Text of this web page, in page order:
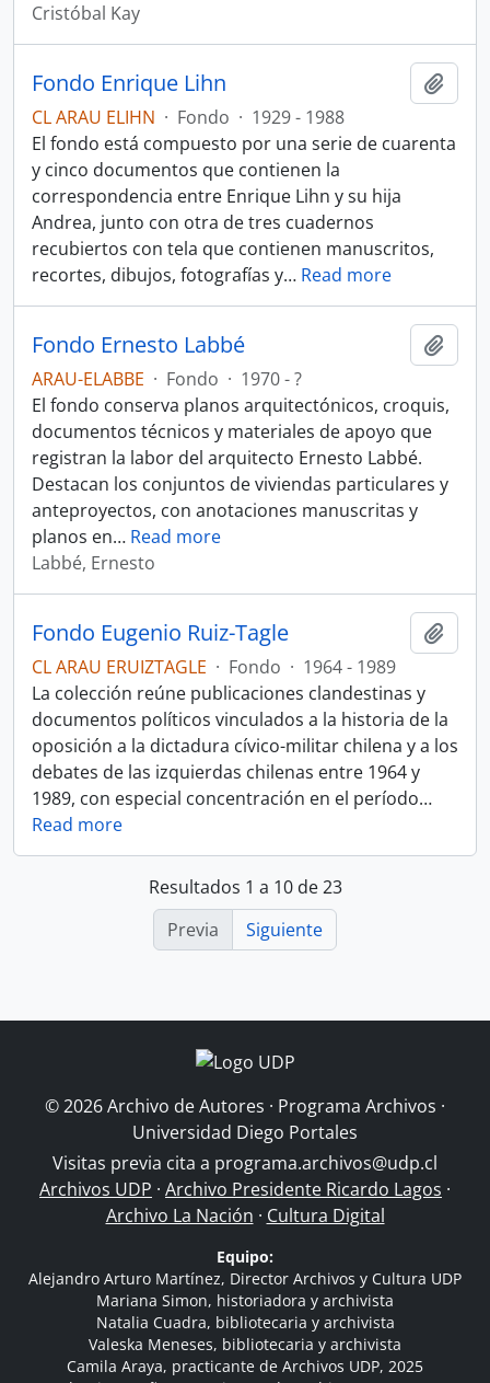
Cristóbal Kay
Fondo Enrique Lihn
CL ARAU ELIHN · Fondo · 1929 - 1988
El fondo está compuesto por una serie de cuarenta
y cinco documentos que contienen la
correspondencia entre Enrique Lihn y su hija
Andrea, junto con otra de tres cuadernos
recubiertos con tela que contienen manuscritos,
recortes, dibujos, fotografías y… Read more
Fondo Ernesto Labbé
ARAU-ELABBE · Fondo · 1970 - ?
El fondo conserva planos arquitectónicos, croquis,
documentos técnicos y materiales de apoyo que
registran la labor del arquitecto Ernesto Labbé.
Destacan los conjuntos de viviendas particulares y
anteproyectos, con anotaciones manuscritas y
planos en… Read more
Labbé, Ernesto
Fondo Eugenio Ruiz-Tagle
CL ARAU ERUIZTAGLE · Fondo · 1964 - 1989
La colección reúne publicaciones clandestinas y
documentos políticos vinculados a la historia de la
oposición a la dictadura cívico-militar chilena y a los
debates de las izquierdas chilenas entre 1964 y
1989, con especial concentración en el período…
Read more
Resultados 1 a 10 de 23
Previa
Siguiente
© 2026 Archivo de Autores · Programa Archivos ·
Universidad Diego Portales
Visitas previa cita a programa.archivos@udp.cl
Archivos UDP · Archivo Presidente Ricardo Lagos ·
Archivo La Nación · Cultura Digital
Equipo:
Alejandro Arturo Martínez, Director Archivos y Cultura UDP
Mariana Simon, historiadora y archivista
Natalia Cuadra, bibliotecaria y archivista
Valeska Meneses, bibliotecaria y archivista
Camila Araya, practicante de Archivos UDP, 2025